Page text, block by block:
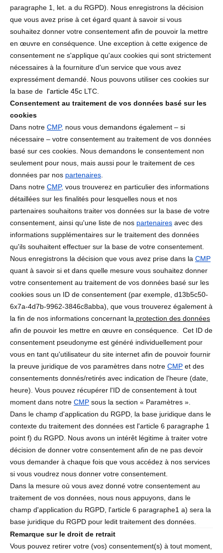
paragraphe 1, let. a du RGPD). Nous enregistrons la décision
que vous avez prise à cet égard quant à savoir si vous
souhaitez donner votre consentement afin de pouvoir la mettre
en œuvre en conséquence. Une exception à cette exigence de
consentement ne s'applique qu'aux cookies qui sont strictement
nécessaires à la fourniture d'un service que vous avez
expressément demandé. Nous pouvons utiliser ces cookies sur
la base de l'article 45c LTC.
Consentement au traitement de vos données basé sur les
cookies
Dans notre CMP, nous vous demandons également – si
nécessaire – votre consentement au traitement de vos données
basé sur ces cookies. Nous demandons le consentement non
seulement pour nous, mais aussi pour le traitement de ces
données par nos partenaires
Dans notre CMP, vous trouverez en particulier des informations
détaillées sur les finalités pour lesquelles nous et nos
partenaires souhaitons traiter vos données sur la base de votre
consentement, ainsi qu'une liste de nos partenaires avec des
informations supplémentaires sur le traitement des données
qu'ils souhaitent effectuer sur la base de votre consentement.
Nous enregistrons la décision que vous avez prise dans la CMP
quant à savoir si et dans quelle mesure vous souhaitez donner
votre consentement au traitement de vos données basé sur les
cookies sous un ID de consentement (par exemple, d13b5c50-
6x7a-4d7b-9962-3846c8abba), que vous trouverez également à
la fin de nos informations concernant la protection des données
afin de pouvoir les mettre en œuvre en conséquence. Cet ID de
consentement pseudonyme est généré individuellement pour
vous en tant qu'utilisateur du site internet afin de pouvoir fournir
la preuve juridique de vos paramètres dans notre CMP et des
consentements donnés/retirés avec indication de l'heure (date,
heure). Vous pouvez récupérer l'ID de consentement à tout
moment dans notre CMP sous la section « Paramètres ».
Dans le champ d'application du RGPD, la base juridique dans le
contexte du traitement des données est l'article 6 paragraphe 1
point f) du RGPD. Nous avons un intérêt légitime à traiter votre
décision de donner votre consentement afin de ne pas devoir
vous demander à chaque fois que vous accédez à nos services
si vous voudrez nous donner votre consentement.
Dans la mesure où vous avez donné votre consentement au
traitement de vos données, nous nous appuyons, dans le
champ d'application du RGPD, l'article 6 paragraphe1 a) sera la
base juridique du RGPD pour ledit traitement des données.
Remarque sur le droit de retrait
Vous pouvez retirer votre (vos) consentement(s) à tout moment,